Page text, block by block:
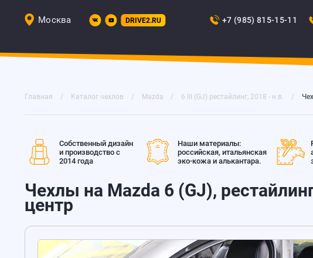
Москва DRIVE2.RU +7 (985) 815-15-11
Главная Каталог чехлов Mazda 6 III (GJ) рестайлинг, 2018 - н.в.
Собственный дизайн
и производство с
2014 года
Наши материалы:
российская, итальянская
эко-кожа и алькантара.
Чехлы на Mazda 6 (GJ),
центр